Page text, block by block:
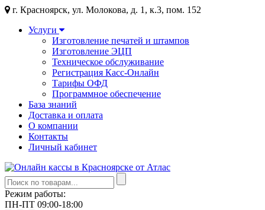
г. Красноярск, ул. Молокова, д. 1, к.3, пом. 152
Услуги
Изготовление печатей и штампов
Изготовление ЭЦП
Техническое обслуживание
Регистрация Касс-Онлайн
Тарифы ОФД
Программное обеспечение
База знаний
Доставка и оплата
О компании
Контакты
Личный кабинет
Режим работы:
ПН-ПТ 09:00-18:00